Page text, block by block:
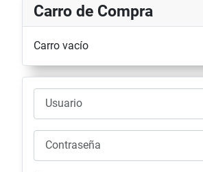
Carro de Compra
Carro vacío